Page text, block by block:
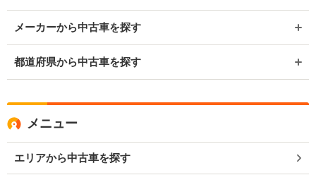
メーカーから中古車を探す
都道府県から中古車を探す
メニュー
エリアから中古車を探す